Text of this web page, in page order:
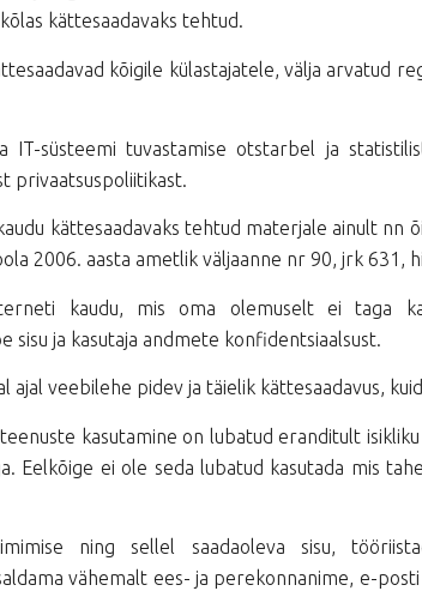
kättesaadavaks tehtud.
kõigile külastajatele, välja arvatud
IT-süsteemi tuvastamise otstarbel ja
privaatsuspoliitikast.
kättesaadavaks tehtud materjale ainult nn
2006. aasta ametlik väljaanne nr 90, jrk 631,
kaudu, mis oma olemuselt ei taga
sisu ja kasutaja andmete konfidentsiaalsust.
veebilehe pidev ja täielik kättesaadavus,
kasutamine on lubatud eranditult
Eelkõige ei ole seda lubatud kasutada mis
ning sellel saadaoleva sisu,
vähemalt ees- ja perekonnanime, e-